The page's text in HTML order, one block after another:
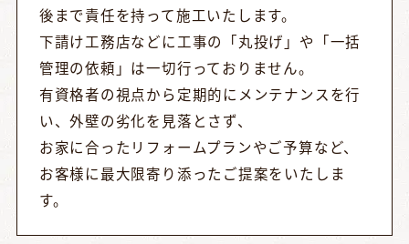
後まで責任を持って施工いたします。
下請け工務店などに工事の「丸投げ」や「一括
管理の依頼」は一切行っておりません。
有資格者の視点から定期的にメンテナンスを行
い、外壁の劣化を見落とさず、
お家に合ったリフォームプランやご予算など、
お客様に最大限寄り添ったご提案をいたしま
す。